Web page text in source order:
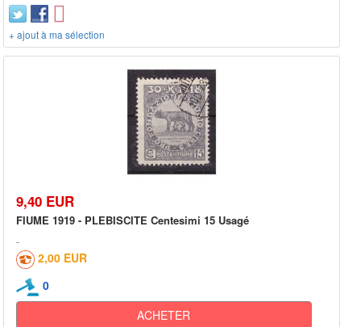
+ ajout à ma sélection
9,40 EUR
FIUME 1919 - PLEBISCITE Centesimi 15 Usagé
2,00 EUR
0
ACHETER